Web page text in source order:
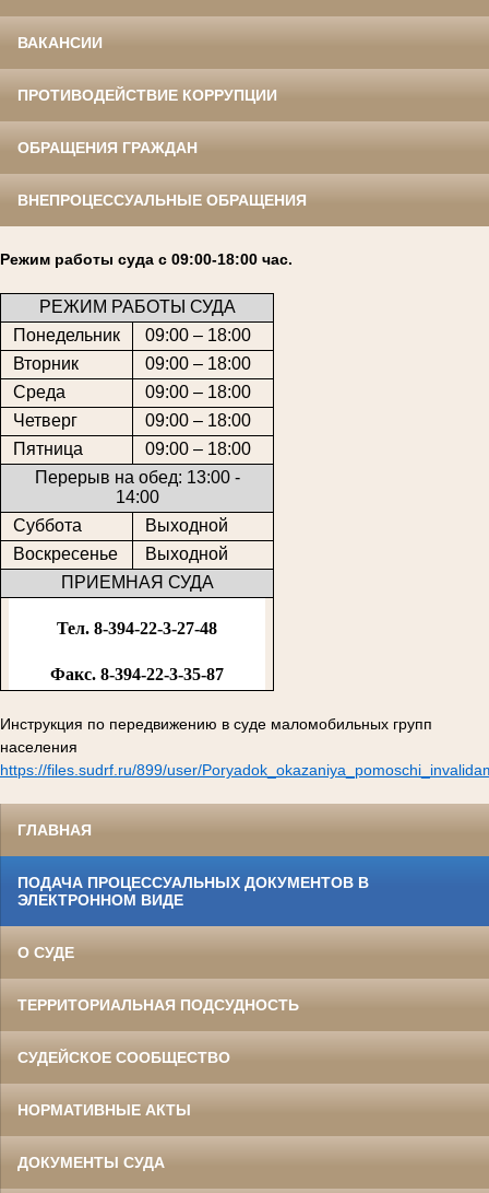
ВАКАНСИИ
ПРОТИВОДЕЙСТВИЕ КОРРУПЦИИ
ОБРАЩЕНИЯ ГРАЖДАН
ВНЕПРОЦЕССУАЛЬНЫЕ ОБРАЩЕНИЯ
Режим работы суда с 09:00-18:00 час.
РЕЖИМ РАБОТЫ СУДА
Понедельник
09:00 – 18:00
Вторник
09:00 – 18:00
Среда
09:00 – 18:00
Четверг
09:00 – 18:00
Пятница
09:00 – 18:00
Перерыв на обед: 13:00 -
14:00
Суббота
Выходной
Воскресенье
Выходной
ПРИЕМНАЯ СУДА
Тел. 8-394-22-3-27-48
Факс. 8-394-22-3-35-87
Инструкция по передвижению в суде маломобильных групп
населения
https://files.sudrf.ru/899/user/
ГЛАВНАЯ
ПОДАЧА ПРОЦЕССУАЛЬНЫХ ДОКУМЕНТОВ В
ЭЛЕКТРОННОМ ВИДЕ
О СУДЕ
ТЕРРИТОРИАЛЬНАЯ ПОДСУДНОСТЬ
СУДЕЙСКОЕ СООБЩЕСТВО
НОРМАТИВНЫЕ АКТЫ
ДОКУМЕНТЫ СУДА